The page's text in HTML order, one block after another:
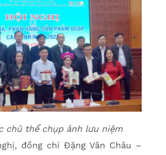
chủ thể chụp ảnh lưu niệm
đồng chí Đặng Văn Châu –